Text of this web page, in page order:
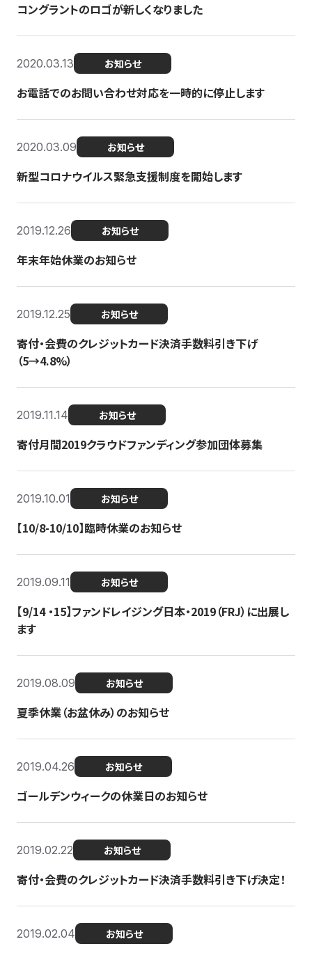
コングラントのロゴが新しくなりました
2020.03.13 お知らせ
お電話でのお問い合わせ対応を一時的に停止します
2020.03.09 お知らせ
新型コロナウイルス緊急支援制度を開始します
2019.12.26 お知らせ
年末年始休業のお知らせ
2019.12.25 お知らせ
寄付・会費のクレジットカード決済手数料引き下げ
（5→4.8%）
2019.11.14 お知らせ
寄付月間2019クラウドファンディング参加団体募集
2019.10.01 お知らせ
【10/8-10/10】臨時休業のお知らせ
2019.09.11 お知らせ
【9/14 ・15】ファンドレイジング日本・2019（FRJ）に出展し
ます
2019.08.09 お知らせ
夏季休業（お盆休み）のお知らせ
2019.04.26 お知らせ
ゴールデンウィークの休業日のお知らせ
2019.02.22 お知らせ
寄付・会費のクレジットカード決済手数料引き下げ決定！
2019.02.04 お知らせ